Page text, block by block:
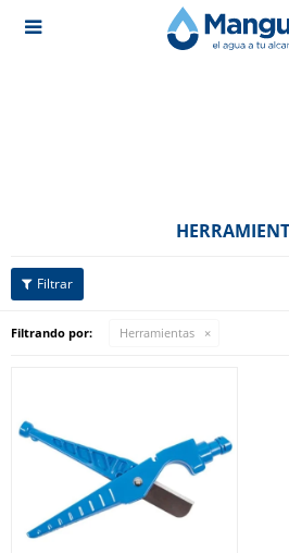

Filtrando por: Herramientas